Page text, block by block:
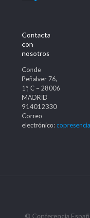
Contacta
con
nosotros
Conde
Peñalver 76,
1º, C – 28006
MADRID
914012330
Correo
electrónico:
© Conferencia